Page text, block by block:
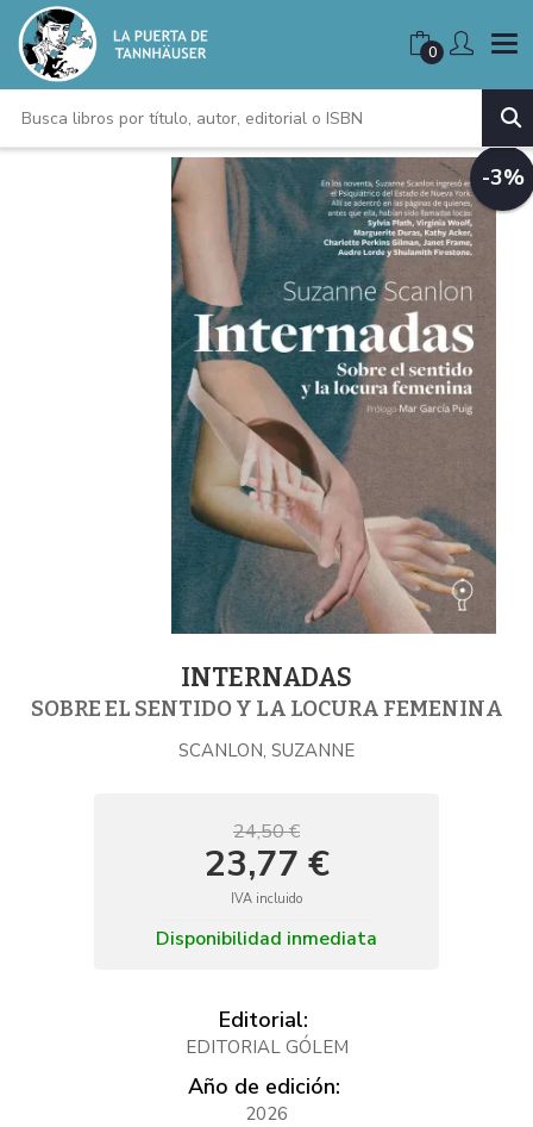
0
-3%
INTERNADAS
SOBRE EL SENTIDO Y LA LOCURA FEMENINA
SCANLON, SUZANNE
24,50 €
23,77 €
IVA incluido
Disponibilidad inmediata
Editorial:
EDITORIAL GÓLEM
Año de edición:
2026